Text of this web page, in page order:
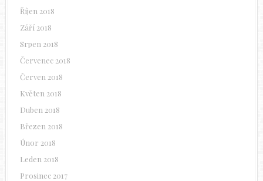
Říjen 2018
Září 2018
Srpen 2018
Červenec 2018
Červen 2018
Květen 2018
Duben 2018
Březen 2018
Únor 2018
Leden 2018
Prosinec 2017